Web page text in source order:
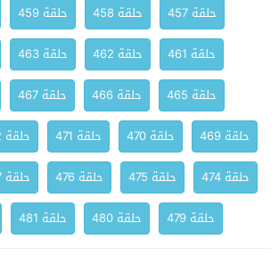
حلقة 457
حلقة 458 حلقة 459
حلقة 461
حلقة 462 حلقة 463
حلقة 465
حلقة 466 حلقة 467
حلقة 469
حلقة 470 حلقة 471 حلقة 472
حلقة 474
حلقة 475 حلقة 476 حلقة 477
حلقة 479
حلقة 480 حلقة 481